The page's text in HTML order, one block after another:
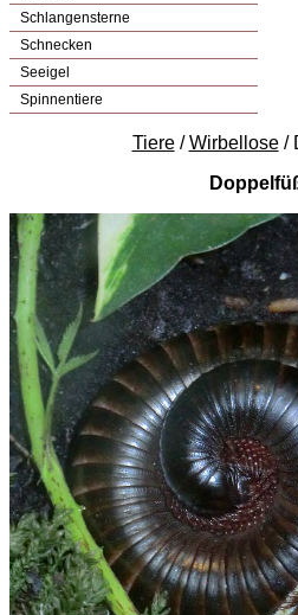
Schlangensterne
Schnecken
Seeigel
Spinnentiere
Tiere/Wirbellose/